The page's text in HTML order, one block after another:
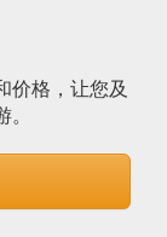
价格，让您及